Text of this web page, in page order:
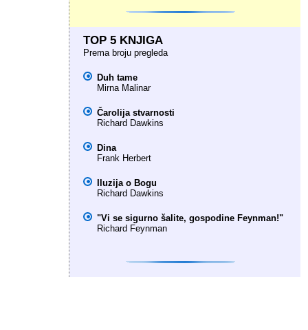
TOP 5 KNJIGA
Prema broju pregleda
Duh tame
Mirna Malinar
Čarolija stvarnosti
Richard Dawkins
Dina
Frank Herbert
Iluzija o Bogu
Richard Dawkins
"Vi se sigurno šalite, gospodine Feynman!"
Richard Feynman